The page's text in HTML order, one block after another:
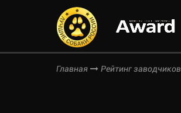
Главная Рейтинг заводчиков